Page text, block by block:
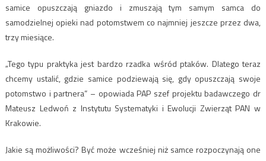
samice opuszczają gniazdo i zmuszają tym samym samca do
samodzielnej opieki nad potomstwem co najmniej jeszcze przez dwa,
trzy miesiące.
„Tego typu praktyka jest bardzo rzadka wśród ptaków. Dlatego teraz
chcemy ustalić, gdzie samice podziewają się, gdy opuszczają swoje
potomstwo i partnera” – opowiada PAP szef projektu badawczego dr
Mateusz Ledwoń z Instytutu Systematyki i Ewolucji Zwierząt PAN w
Krakowie.
Jakie są możliwości? Być może wcześniej niż samce rozpoczynają one